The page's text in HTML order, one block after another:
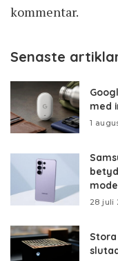
kommentar.
Senaste
med
1
28 juli